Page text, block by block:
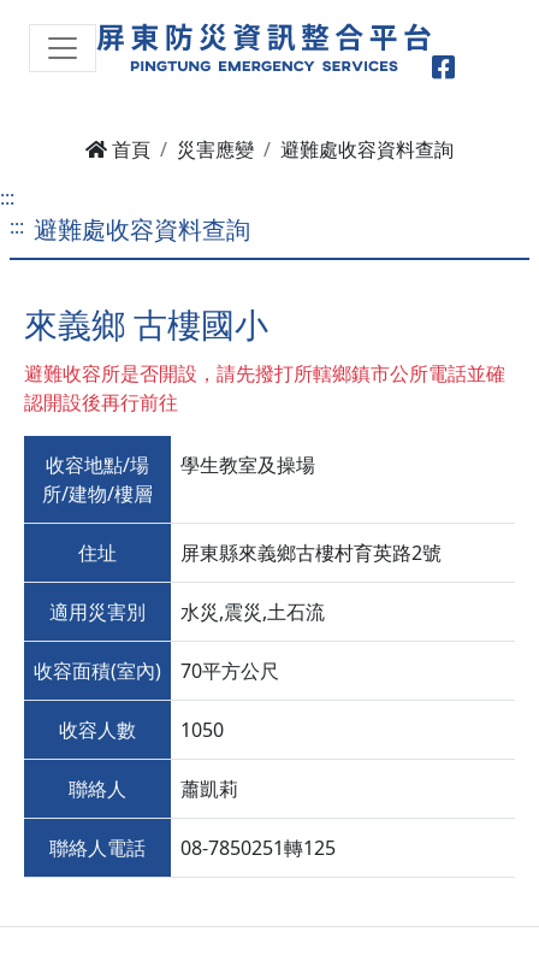
首頁 災害應變
避難處收容資料查詢
:::
::: 避難處收容資料查詢
來義鄉 古樓國小
避難收容所是否開設，請先撥打所轄鄉鎮市公所電話並確
認開設後再行前往
收容地點/場
所/建物/樓層
學生教室及操場
住址 屏東縣來義鄉古樓村育英路2號
適用災害別 水災,震災,土石流
收容面積(室內) 70平方公尺
收容人數 1050
聯絡人 蕭凱莉
聯絡人電話 08-7850251轉125